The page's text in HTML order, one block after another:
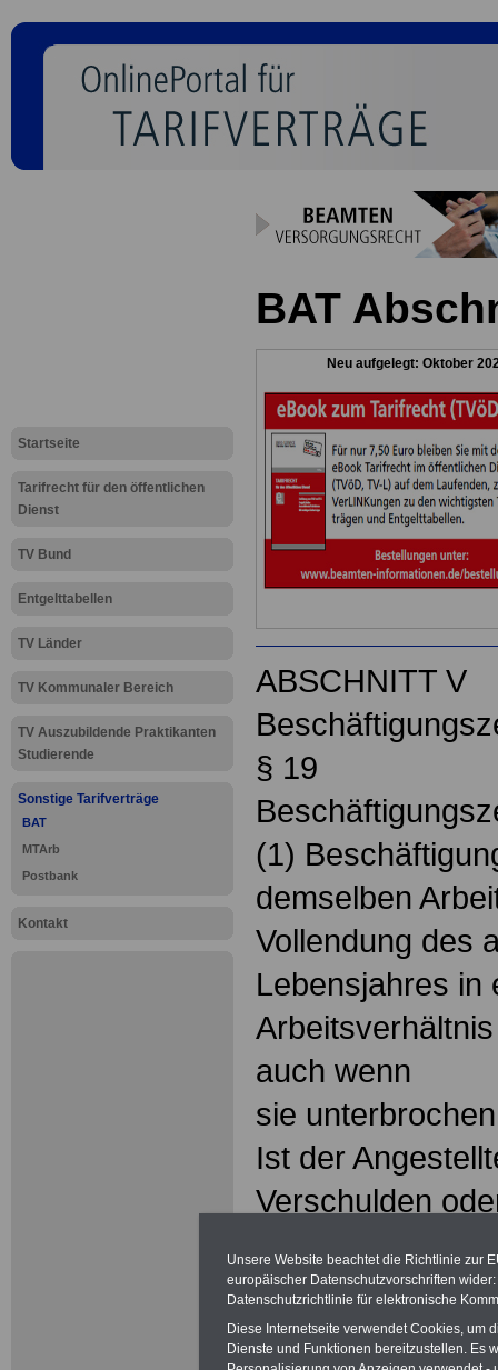
Startseite
Tarifrecht für den öffentlichen
Dienst
TV Bund
Entgelttabellen
TV Länder
TV Kommunaler Bereich
TV Auszubildende Praktikanten
Studierende
Sonstige Tarifverträge
BAT
MTArb
Postbank
Kontakt
BAT
Neu aufgelegt: Oktober
ABSCHNITT V
§ 19
(1)
demselben
Vollendung des
Lebensjahres in
auch wenn
sie
Ist der
Verschulden
gilt die vor dem
Unsere Website beachtet die Richtlinie zur
europäischer Datenschutzvorschriften
Datenschutzrichtlinie für elektronische
Diese Internetseite verwendet Cookies, um
Dienste und Funktionen bereitzustellen. Es